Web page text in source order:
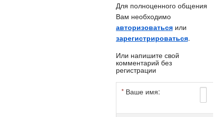
Для полноценного общения
Вам необходимо
авторизоватьсяили
зарегистрироваться.
Или напишите свой
комментарий без
регистрации
*Ваше имя: